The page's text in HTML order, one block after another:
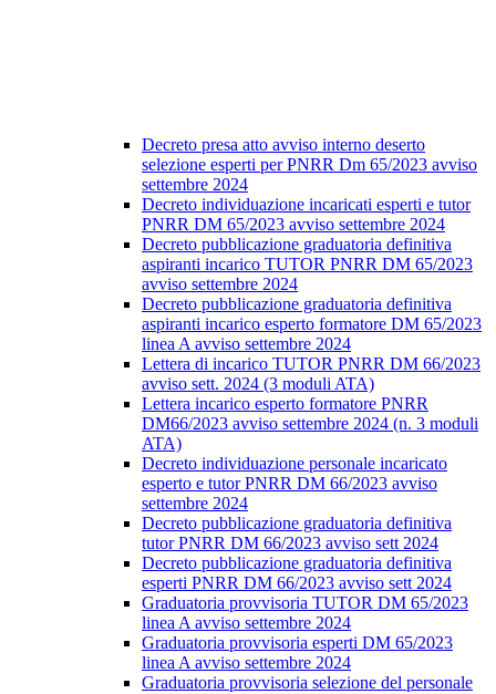
Decreto presa atto avviso interno deserto
selezione esperti per PNRR Dm 65/2023 avviso
settembre 2024
Decreto individuazione incaricati esperti e tutor
PNRR DM 65/2023 avviso settembre 2024
Decreto pubblicazione graduatoria definitiva
aspiranti incarico TUTOR PNRR DM 65/2023
avviso settembre 2024
Decreto pubblicazione graduatoria definitiva
aspiranti incarico esperto formatore DM 65/2023
linea A avviso settembre 2024
Lettera di incarico TUTOR PNRR DM 66/2023
avviso sett. 2024 (3 moduli ATA)
Lettera incarico esperto formatore PNRR
DM66/2023 avviso settembre 2024 (n. 3 moduli
ATA)
Decreto individuazione personale incaricato
esperto e tutor PNRR DM 66/2023 avviso
settembre 2024
Decreto pubblicazione graduatoria definitiva
tutor PNRR DM 66/2023 avviso sett 2024
Decreto pubblicazione graduatoria definitiva
esperti PNRR DM 66/2023 avviso sett 2024
Graduatoria provvisoria TUTOR DM 65/2023
linea A avviso settembre 2024
Graduatoria provvisoria esperti DM 65/2023
linea A avviso settembre 2024
Graduatoria provvisoria selezione del personale